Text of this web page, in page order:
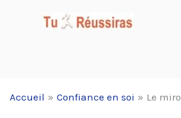
Accueil Confiance en soi Le